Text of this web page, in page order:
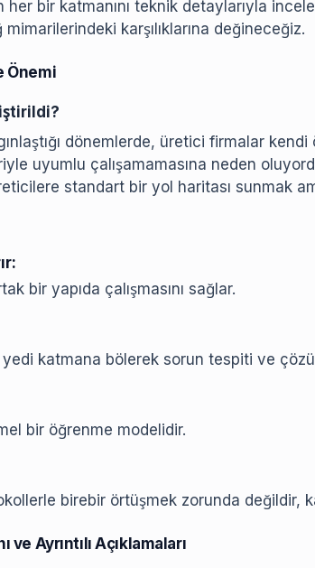
her bir katmanını teknik detaylarıyla
karşılıklarına değineceğiz.
Önemi
dönemlerde, üretici firmalar
uyumlu çalışamamasına neden
standart bir yol haritası sunmak
bir yapıda çalışmasını sağlar.
katmana bölerek sorun tespiti ve
bir öğrenme modelidir.
birebir örtüşmek zorunda değildir,
Ayrıntılı Açıklamaları